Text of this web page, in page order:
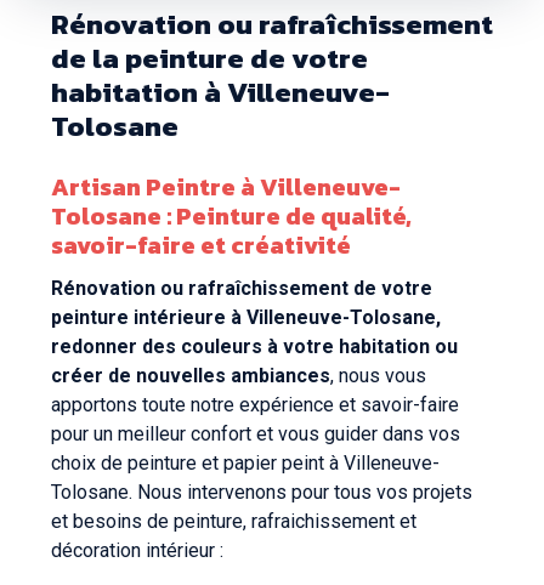
Rénovation ou rafraîchissement
de la peinture de votre
habitation à Villeneuve-
Tolosane
Artisan Peintre à Villeneuve-
Tolosane : Peinture de qualité,
savoir-faire et créativité
Rénovation ou rafraîchissement de votre
peinture intérieure à Villeneuve-Tolosane,
redonner des couleurs à votre habitation ou
créer de nouvelles ambiances, nous vous
apportons toute notre expérience et savoir-faire
pour un meilleur confort et vous guider dans vos
choix de peinture et papier peint à Villeneuve-
Tolosane. Nous intervenons pour tous vos projets
et besoins de peinture, rafraichissement et
décoration intérieur :